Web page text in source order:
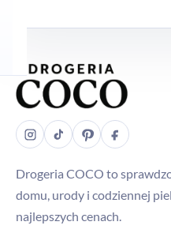
Drogeria COCO to
domu, urody i codziennej
najlepszych cenach.